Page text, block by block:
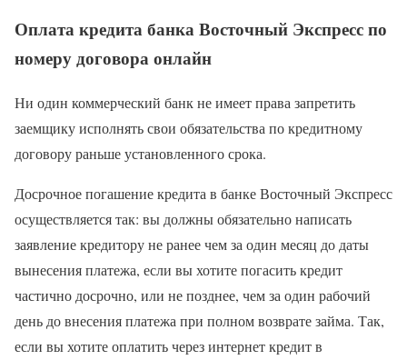
Оплата кредита банка Восточный Экспресс по
номеру договора онлайн
Ни один коммерческий банк не имеет права запретить
заемщику исполнять свои обязательства по кредитному
договору раньше установленного срока.
Досрочное погашение кредита в банке Восточный Экспресс
осуществляется так: вы должны обязательно написать
заявление кредитору не ранее чем за один месяц до даты
вынесения платежа, если вы хотите погасить кредит
частично досрочно, или не позднее, чем за один рабочий
день до внесения платежа при полном возврате займа. Так,
если вы хотите оплатить через интернет кредит в